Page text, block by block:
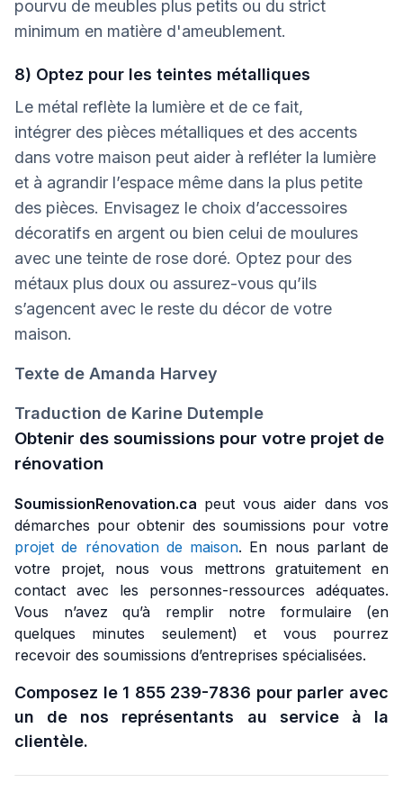
pourvu de meubles plus petits ou du strict
minimum en matière d'ameublement.
8) Optez pour les teintes métalliques
Le métal reflète la lumière et de ce fait,
intégrer des pièces métalliques et des accents
dans votre maison peut aider à refléter la lumière
et à agrandir l’espace même dans la plus petite
des pièces. Envisagez le choix d’accessoires
décoratifs en argent ou bien celui de moulures
avec une teinte de rose doré. Optez pour des
métaux plus doux ou assurez-vous qu’ils
s’agencent avec le reste du décor de votre
maison.
Texte de Amanda Harvey
Traduction de Karine Dutemple
Obtenir des soumissions pour votre projet de
rénovation
SoumissionRenovation.ca peut vous aider dans vos
démarches pour obtenir des soumissions pour votre
projet de rénovation de maison. En nous parlant de
votre projet, nous vous mettrons gratuitement en
contact avec les personnes-ressources adéquates.
Vous n’avez qu’à remplir notre formulaire (en
quelques minutes seulement) et vous pourrez
recevoir des soumissions d’entreprises spécialisées.
Composez le 1 855 239-7836 pour parler avec
un de nos représentants au service à la
clientèle.